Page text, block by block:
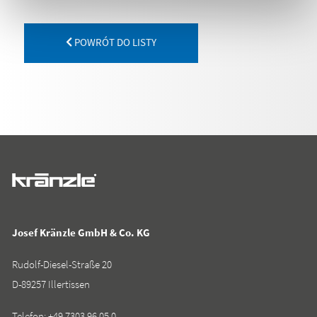
POWRÓT DO LISTY
Josef Kränzle GmbH & Co. KG
Rudolf-Diesel-Straße 20
D-89257 Illertissen